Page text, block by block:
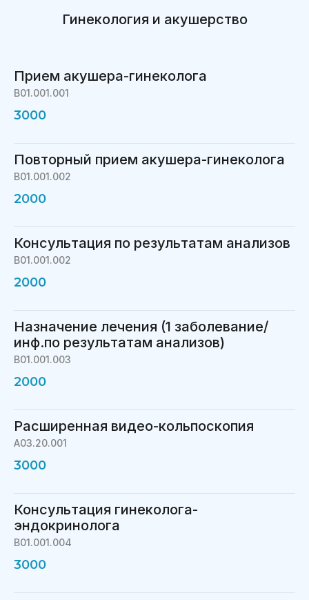
Гинекология и акушерство
Прием акушера-гинеколога
В01.001.001
3000
Повторный прием акушера-гинеколога
В01.001.002
2000
Консультация по результатам анализов
В01.001.002
2000
Назначение лечения (1 заболевание/
инф.по результатам анализов)
В01.001.003
2000
Расширенная видео-кольпоскопия
A03.20.001
3000
Консультация гинеколога-
эндокринолога
В01.001.004
3000